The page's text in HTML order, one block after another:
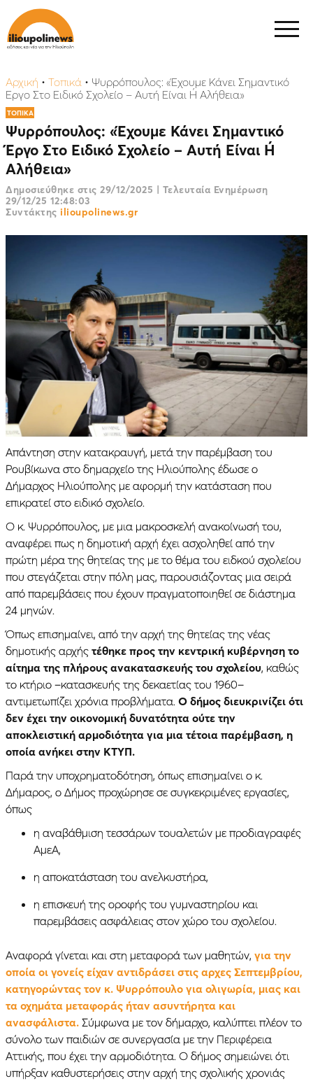
Αρχική • Τοπικά • Ψυρρόπουλος: «Έχουμε Κάνει Σημαντικό
Έργο Στο Ειδικό Σχολείο – Αυτή Είναι Ή Αλήθεια»
ΤΟΠΙΚΑ
Ψυρρόπουλος: «Έχουμε Κάνει Σημαντικό
Έργο Στο Ειδικό Σχολείο – Αυτή Είναι Ή
Αλήθεια»
Δημοσιεύθηκε στις 29/12/2025 | Τελευταία Ενημέρωση
29/12/25 12:48:03
Συντάκτης ilioupolinews.gr
Απάντηση στην κατακραυγή, μετά την παρέμβαση του
Ρουβίκωνα στο δημαρχείο της Ηλιούπολης έδωσε ο
Δήμαρχος Ηλιούπολης με αφορμή την κατάσταση που
επικρατεί στο ειδικό σχολείο.
Ο κ. Ψυρρόπουλος, με μια μακροσκελή ανακοίνωσή του,
αναφέρει πως η δημοτική αρχή έχει ασχοληθεί από την
πρώτη μέρα της θητείας της με το θέμα του ειδκού σχολείου
που στεγάζεται στην πόλη μας, παρουσιάζοντας μια σειρά
από παρεμβάσεις που έχουν πραγματοποιηθεί σε διάστημα
24 μηνών.
Όπως επισημαίνει, από την αρχή της θητείας της νέας
δημοτικής αρχής τέθηκε προς την κεντρική κυβέρνηση το
αίτημα της πλήρους ανακατασκευής του σχολείου, καθώς
το κτήριο –κατασκευής της δεκαετίας του 1960–
αντιμετωπίζει χρόνια προβλήματα. Ο δήμος διευκρινίζει ότι
δεν έχει την οικονομική δυνατότητα ούτε την
αποκλειστική αρμοδιότητα για μια τέτοια παρέμβαση, η
οποία ανήκει στην ΚΤΥΠ.
Παρά την υποχρηματοδότηση, όπως επισημαίνει ο κ.
Δήμαρος, ο Δήμος προχώρησε σε συγκεκριμένες εργασίες,
όπως
η αναβάθμιση τεσσάρων τουαλετών με προδιαγραφές
ΑμεΑ,
η αποκατάσταση του ανελκυστήρα,
η επισκευή της οροφής του γυμναστηρίου και
παρεμβάσεις ασφάλειας στον χώρο του σχολείου.
Αναφορά γίνεται και στη μεταφορά των μαθητών, για την
οποία οι γονείς είχαν αντιδράσει στις αρχες Σεπτεμβρίου,
κατηγορώντας τον κ. Ψυρρόπουλο για ολιγωρία, μιας και
τα οχημάτα μεταφοράς ήταν ασυντήρητα και
ανασφάλιστα. Σύμφωνα με τον δήμαρχο, καλύπτει πλέον το
σύνολο των παιδιών σε συνεργασία με την Περιφέρεια
Αττικής, που έχει την αρμοδιότητα. Ο δήμος σημειώνει ότι
υπήρξαν καθυστερήσεις στην αρχή της σχολικής χρονιάς